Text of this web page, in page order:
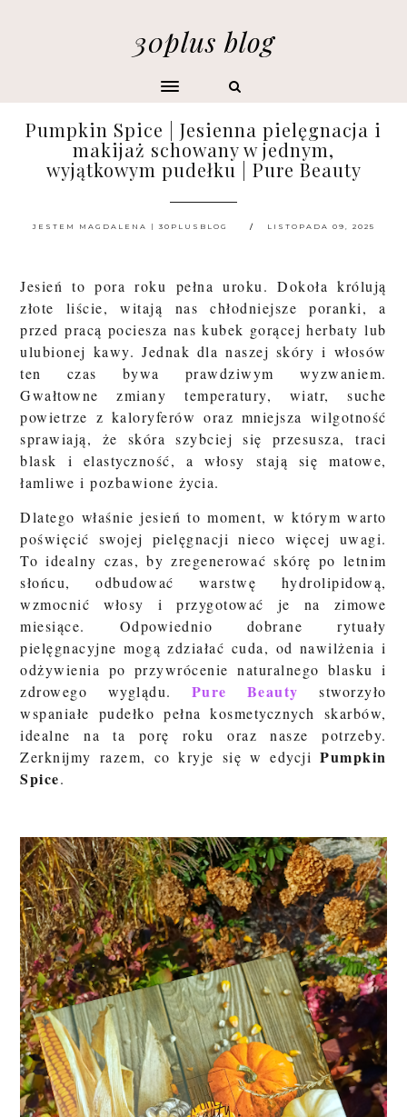
30plus blog
Pumpkin Spice | Jesienna pielęgnacja i
makijaż schowany w jednym,
wyjątkowym pudełku | Pure Beauty
JESTEM MAGDALENA | 30PLUSBLOG LISTOPADA 09, 2025
Jesień to pora roku pełna uroku. Dokoła królują
złote liście, witają nas chłodniejsze poranki, a
przed pracą pociesza nas kubek gorącej herbaty lub
ulubionej kawy. Jednak dla naszej skóry i włosów
ten czas bywa prawdziwym wyzwaniem.
Gwałtowne zmiany temperatury, wiatr, suche
powietrze z kaloryferów oraz mniejsza wilgotność
sprawiają, że skóra szybciej się przesusza, traci
blask i elastyczność, a włosy stają się matowe,
łamliwe i pozbawione życia.
Dlatego właśnie jesień to moment, w którym warto
poświęcić swojej pielęgnacji nieco więcej uwagi.
To idealny czas, by zregenerować skórę po letnim
słońcu, odbudować warstwę hydrolipidową,
wzmocnić włosy i przygotować je na zimowe
miesiące. Odpowiednio dobrane rytuały
pielęgnacyjne mogą zdziałać cuda, od nawilżenia i
odżywienia po przywrócenie naturalnego blasku i
zdrowego wyglądu. Pure Beauty stworzyło
wspaniałe pudełko pełna kosmetycznych skarbów,
idealne na ta porę roku oraz nasze potrzeby.
Zerknijmy razem, co kryje się w edycjiPumpkin
Spice.